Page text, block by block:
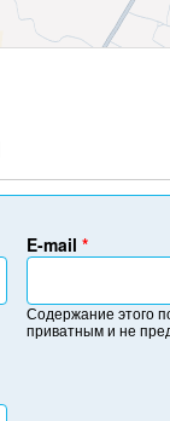
E-mail *
Содержание этого
приватным и не